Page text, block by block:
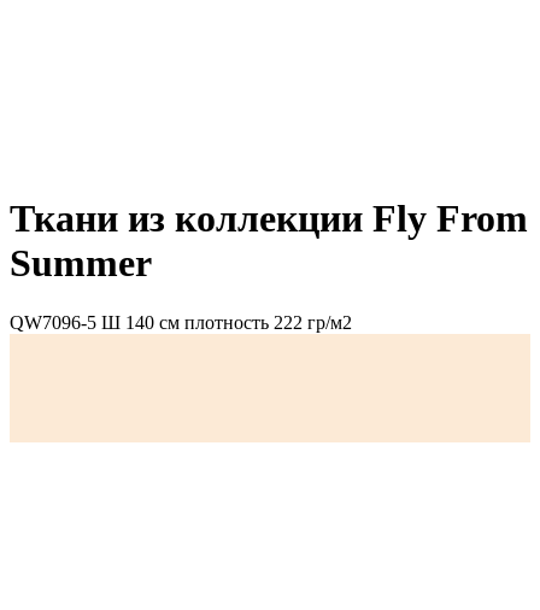
Ткани из коллекции Fly From
Summer
QW7096-5 Ш 140 см плотность 222 гр/м2